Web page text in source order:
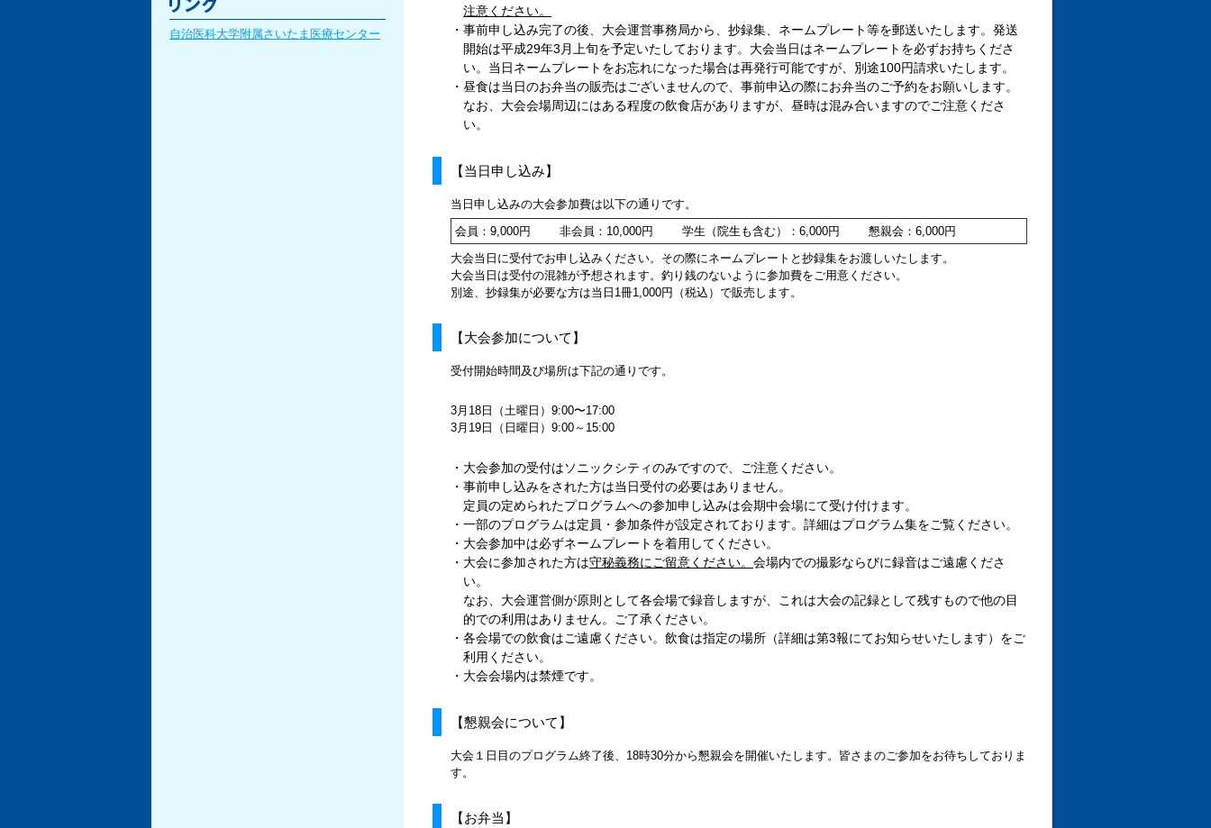
注意ください。
・事前申し込み完了の後、大会運営事務局から、抄録集、ネームプレート等を郵送いたします。発送
開始は平成29年3月上旬を予定いたしております。大会当日はネームプレートを必ずお持ちくださ
い。当日ネームプレートをお忘れになった場合は再発行可能ですが、別途100円請求いたします。
・昼食は当日のお弁当の販売はございませんので、事前申込の際にお弁当のご予約をお願いします。
なお、大会会場周辺にはある程度の飲食店がありますが、昼時は混み合いますのでご注意くださ
い。
【当日申し込み】
当日申し込みの大会参加費は以下の通りです。
会員：9,000円 非会員：10,000円 学生（院生も含む）：6,000円 懇親会：6,000円
大会当日に受付でお申し込みください。その際にネームプレートと抄録集をお渡しいたします。
大会当日は受付の混雑が予想されます。釣り銭のないように参加費をご用意ください。
別途、抄録集が必要な方は当日1冊1,000円（税込）で販売します。
【大会参加について】
受付開始時間及び場所は下記の通りです。
3月18日（土曜日）9:00〜17:00
3月19日（日曜日）9:00～15:00
・大会参加の受付はソニックシティのみですので、ご注意ください。
・事前申し込みをされた方は当日受付の必要はありません。
定員の定められたプログラムへの参加申し込みは会期中会場にて受け付けます。
・一部のプログラムは定員・参加条件が設定されております。詳細はプログラム集をご覧ください。
・大会参加中は必ずネームプレートを着用してください。
・大会に参加された方は守秘義務にご留意ください。 会場内での撮影ならびに録音はご遠慮くださ
い。
なお、大会運営側が原則として各会場で録音しますが、これは大会の記録として残すもので他の目
的での利用はありません。ご了承ください。
・各会場での飲食はご遠慮ください。飲食は指定の場所（詳細は第3報にてお知らせいたします）をご
利用ください。
・大会会場内は禁煙です。
【懇親会について】
大会１日目のプログラム終了後、18時30分から懇親会を開催いたします。皆さまのご参加をお待ちしておりま
す。
【お弁当】
自治医科大学附属さいたま医療センター